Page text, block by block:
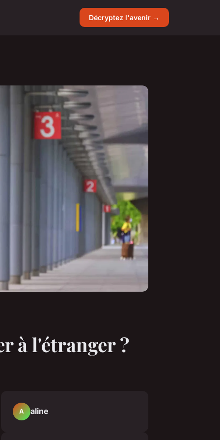
Décryptez l'avenir →
à l'étranger ?
A aline